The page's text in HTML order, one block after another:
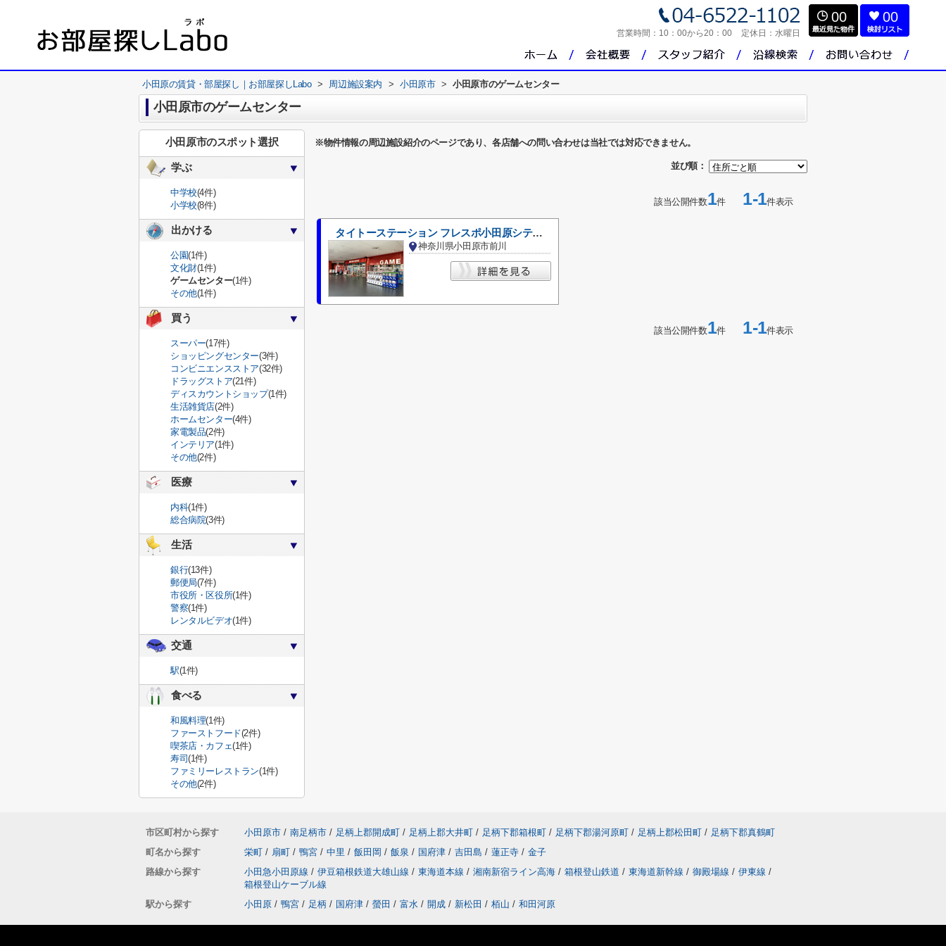
営業時間： 10：00から20：00 定休日： 水曜日
00 00
小田原の賃貸・部屋探し｜お部屋探しLabo > 周辺施設案内 > 小田原市 > 小田原市のゲームセンター
小田原市のゲームセンター
※物件情報の周辺施設紹介のページであり、各店舗への問い合わせは当社では対応できません。
並び順：
該当公開件数1件1-1件表示
タイトーステーション フレスポ小田原シティーモール店
神奈川県小田原市前川
該当公開件数1件1-1件表示
小田原市のスポット選択
学ぶ
中学校(4件)
小学校(8件)
出かける
公園(1件)
文化財(1件)
ゲームセンター(1件)
その他(1件)
買う
スーパー(17件)
ショッピングセンター(3件)
コンビニエンスストア(32件)
ドラッグストア(21件)
ディスカウントショップ(1件)
生活雑貨店(2件)
ホームセンター(4件)
家電製品(2件)
インテリア(1件)
その他(2件)
医療
内科(1件)
総合病院(3件)
生活
銀行(13件)
郵便局(7件)
市役所・区役所(1件)
警察(1件)
レンタルビデオ(1件)
交通
駅(1件)
食べる
和風料理(1件)
ファーストフード(2件)
喫茶店・カフェ(1件)
寿司(1件)
ファミリーレストラン(1件)
その他(2件)
市区町村から探す 小田原市 / 南足柄市 / 足柄上郡開成町 / 足柄上郡大井町 / 足柄下郡箱根町 / 足柄下郡湯河原町 / 足柄上郡松田町 / 足柄下郡真鶴町
町名から探す
栄町 / 扇町 / 鴨宮 / 中里 / 飯田岡 / 飯泉 / 国府津 / 吉田島 / 蓮正寺 / 金子
路線から探す
小田急小田原線 / 伊豆箱根鉄道大雄山線 / 東海道本線 / 湘南新宿ライン高海 / 箱根登山鉄道 / 東海道新幹線 / 御殿場線 / 伊東線 /
箱根登山ケーブル線
駅から探す
小田原 / 鴨宮 / 足柄 / 国府津 / 螢田 / 富水 / 開成 / 新松田 / 栢山 / 和田河原